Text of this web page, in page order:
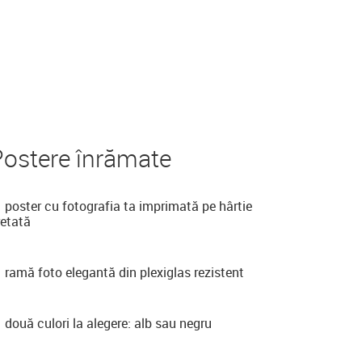
înrămate
poster cu fotografia ta imprimată pe hârtie
ramă foto elegantă din plexiglas rezistent
două culori la alegere: alb sau negru